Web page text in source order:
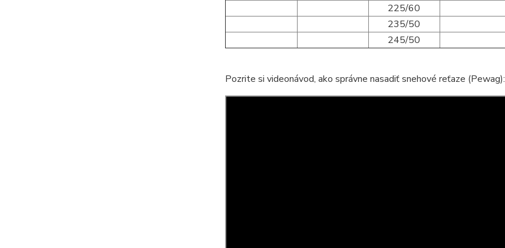
225/60
235/50
245/50
Pozrite si videonávod, ako správne nasadiť snehové reťaze (Pewag):